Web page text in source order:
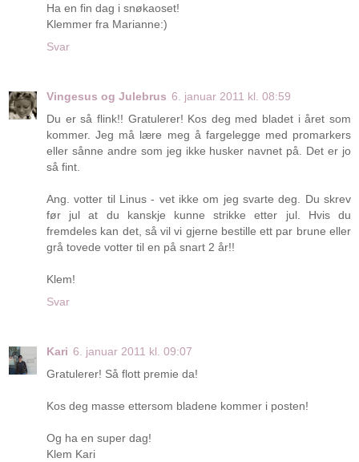
Ha en fin dag i snøkaoset!
Klemmer fra Marianne:)
Svar
Vingesus og Julebrus 6. januar 2011 kl. 08:59
Du er så flink!! Gratulerer! Kos deg med bladet i året som
kommer. Jeg må lære meg å fargelegge med promarkers
eller sånne andre som jeg ikke husker navnet på. Det er jo
så fint.
Ang. votter til Linus - vet ikke om jeg svarte deg. Du skrev
før jul at du kanskje kunne strikke etter jul. Hvis du
fremdeles kan det, så vil vi gjerne bestille ett par brune eller
grå tovede votter til en på snart 2 år!!
Klem!
Svar
Kari 6. januar 2011 kl. 09:07
Gratulerer! Så flott premie da!
Kos deg masse ettersom bladene kommer i posten!
Og ha en super dag!
Klem Kari